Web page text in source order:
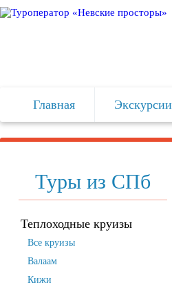
Главная Экскурсии
Туры из СПб
Теплоходные круизы
Все круизы
Валаам
Кижи